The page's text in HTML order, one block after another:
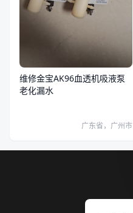
维修金宝AK96血透机吸液泵
老化漏水
广东省，广州市